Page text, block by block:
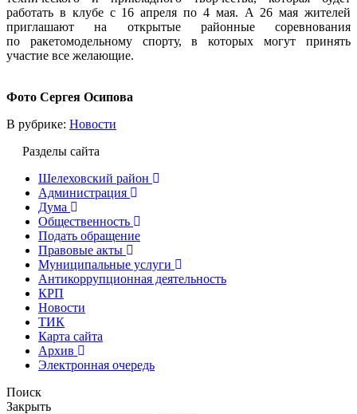
работать в клубе с 16 апреля по 4 мая. А 26 мая жителей
приглашают на открытые районные соревнования
по ракетомодельному спорту, в которых могут принять
участие все желающие.
Фото Сергея Осипова
В рубрике: Новости
Разделы сайта
Шелеховский район
Администрация
Дума
Общественность
Подать обращение
Правовые акты
Муниципальные услуги
Антикоррупционная деятельность
КРП
Новости
ТИК
Карта сайта
Архив
Электронная очередь
Поиск
Закрыть